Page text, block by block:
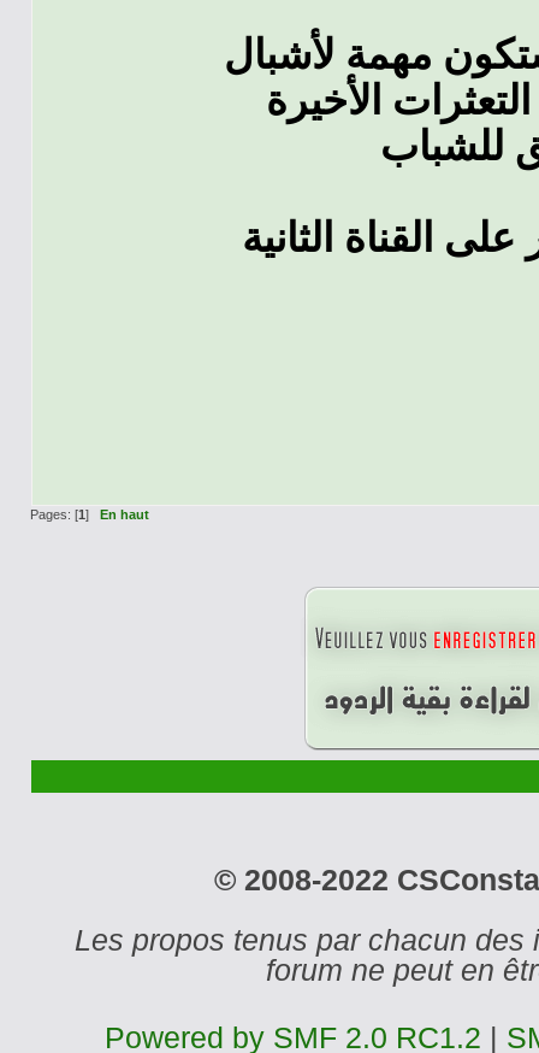
مهمة لأشبال
الأخيرة
للشباب
القناة الثانية
Pages: [1] En haut
© 2008-2022
Les propos tenus par chacun
forum ne peut en
Powered by SMF 2.0 RC1.2 |